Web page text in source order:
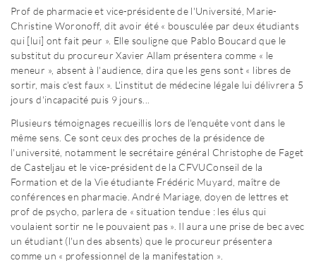
Prof de pharmacie et vice-présidente de l'Université, Marie-
Christine Woronoff, dit avoir été « bousculée par deux étudiants
qui [lui] ont fait peur ». Elle souligne que Pablo Boucard que le
substitut du procureur Xavier Allam présentera comme « le
meneur », absent à l'audience, dira que les gens sont « libres de
sortir, mais c'est faux ». L'institut de médecine légale lui délivrera 5
jours d'incapacité puis 9 jours...
Plusieurs témoignages recueillis lors de l'enquête vont dans le
même sens. Ce sont ceux des proches de la présidence de
l'université, notamment le secrétaire général Christophe de Faget
de Casteljau et le vice-président de la CFVUConseil de la
Formation et de la Vie étudiante Frédéric Muyard, maître de
conférences en pharmacie. André Mariage, doyen de lettres et
prof de psycho, parlera de « situation tendue : les élus qui
voulaient sortir ne le pouvaient pas ». Il aura une prise de bec avec
un étudiant (l'un des absents) que le procureur présentera
comme un « professionnel de la manifestation ».